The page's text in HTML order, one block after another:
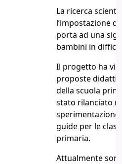
La ricerca
l’impostazione
porta ad una
bambini in
Il progetto ha
proposte
della scuola
stato rilanciato
guide per le
primaria.
Attualmente